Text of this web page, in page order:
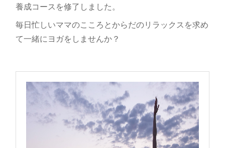
養成コースを修了しました。
毎日忙しいママのこころとからだのリラックスを求め
て一緒にヨガをしませんか？